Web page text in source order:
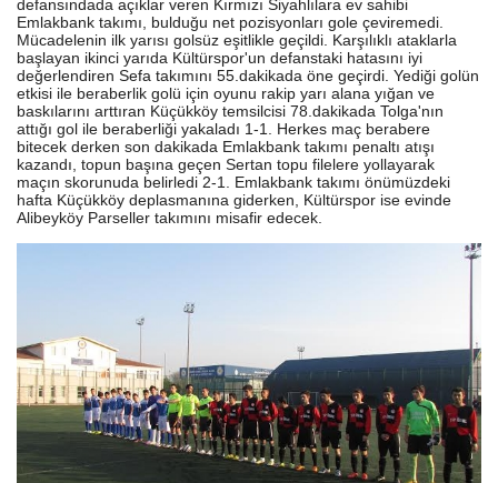
defansındada açıklar veren Kırmızı Siyahlılara ev sahibi
Emlakbank takımı, bulduğu net pozisyonları gole çeviremedi.
Mücadelenin ilk yarısı golsüz eşitlikle geçildi. Karşılıklı ataklarla
başlayan ikinci yarıda Kültürspor'un defanstaki hatasını iyi
değerlendiren Sefa takımını 55.dakikada öne geçirdi. Yediği golün
etkisi ile beraberlik golü için oyunu rakip yarı alana yığan ve
baskılarını arttıran Küçükköy temsilcisi 78.dakikada Tolga'nın
attığı gol ile beraberliği yakaladı 1-1. Herkes maç berabere
bitecek derken son dakikada Emlakbank takımı penaltı atışı
kazandı, topun başına geçen Sertan topu filelere yollayarak
maçın skorunuda belirledi 2-1. Emlakbank takımı önümüzdeki
hafta Küçükköy deplasmanına giderken, Kültürspor ise evinde
Alibeyköy Parseller takımını misafir edecek.